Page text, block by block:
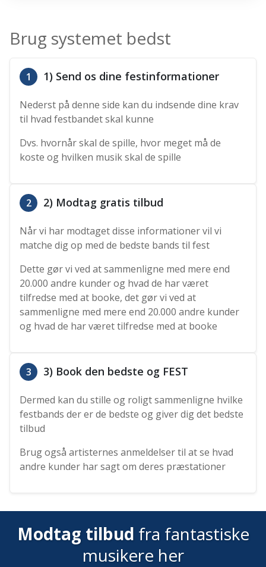
Brug systemet bedst
1 1) Send os dine festinformationer
Nederst på denne side kan du indsende dine krav
til hvad festbandet skal kunne
Dvs. hvornår skal de spille, hvor meget må de
koste og hvilken musik skal de spille
2 2) Modtag gratis tilbud
Når vi har modtaget disse informationer vil vi
matche dig op med de bedste bands til fest
Dette gør vi ved at sammenligne med mere end
20.000 andre kunder og hvad de har været
tilfredse med at booke, det gør vi ved at
sammenligne med mere end 20.000 andre kunder
og hvad de har været tilfredse med at booke
3 3) Book den bedste og FEST
Dermed kan du stille og roligt sammenligne hvilke
festbands der er de bedste og giver dig det bedste
tilbud
Brug også artisternes anmeldelser til at se hvad
andre kunder har sagt om deres præstationer
Modtag tilbud fra fantastiske
musikere her